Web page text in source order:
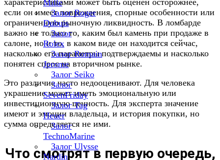
Mille
Залог Roger
Dubuis
Залог
Rolex
Залог Romain
Jerome
Залог Seiko
Залог
SevenFriday
Залог Tag
Heuer
Залог
TechnoMarine
Залог Ulysse
Nardin
характеристиками может быть оценен осторожнее,
если он имеет повреждения, спорные особенности или
ограниченную рыночную ликвидность. В ломбарде
важно не только то, каким был камень при продаже в
салоне, но и то, в каком виде он находится сейчас,
насколько его параметры подтверждаемы и насколько
понятен спрос на вторичном рынке.
Это различие часто недооценивают. Для человека
украшение может иметь эмоциональную или
инвестиционную ценность. Для эксперта значение
имеют и эмоции владельца, и история покупки, но
сумма определяется не ими.
Что смотрят в первую очередь,